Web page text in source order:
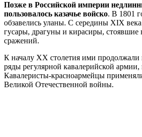
Позже в Российской империи
пользовалось казачье войско. В 1801
обзавелись уланы. С середины XIX
гусары, драгуны и кирасиры, стоявшие
сражений.
К началу XX столетия ими продолжали
ряды регулярной кавалерийской армии,
Кавалеристы-красноармейцы
Великой Отечественной войны.